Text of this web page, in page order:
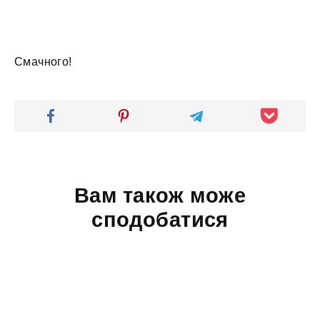
Смачного!
Вам також може
сподобатися